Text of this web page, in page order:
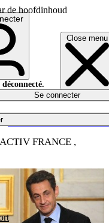
de hoofdinhoud
Close menu
déconnecté.
Se connecter
FRANCE ,